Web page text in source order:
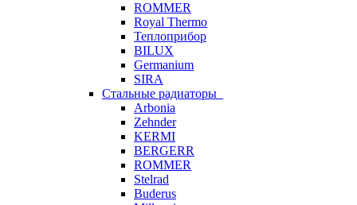
ROMMER
Royal Thermo
Теплоприбор
BILUX
Germanium
SIRA
Стальные радиаторы
Arbonia
Zehnder
KERMI
BERGERR
ROMMER
Stelrad
Buderus